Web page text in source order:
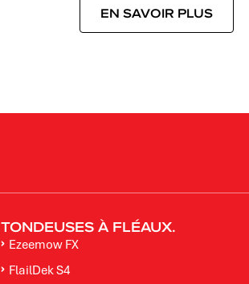
EN SAVOIR PLUS
TONDEUSES À FLÉAUX.
Ezeemow FX
FlailDek S4